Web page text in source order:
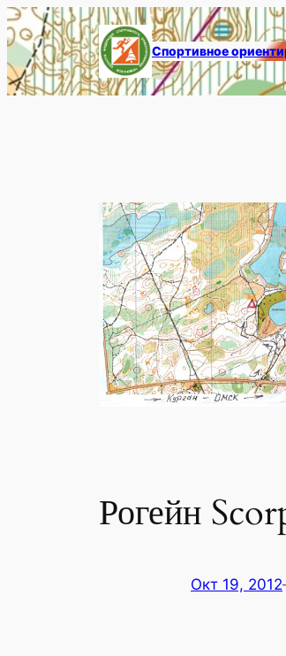
Перейти
к
содержимому
Спортивное
Рогейн
Окт 19, 2012